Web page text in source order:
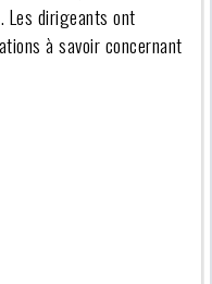
Les dirigeants ont
à savoir concernant